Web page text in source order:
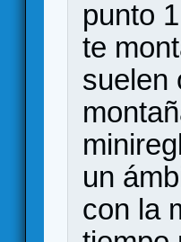
punto
te
suelen
un
con la